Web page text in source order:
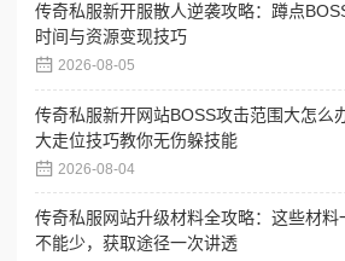
传奇私服新开服散人逆袭攻略：蹲点
时间与资源变现技巧
2026-08-05
传奇私服新开网站BOSS攻击范围大怎么
大走位技巧教你无伤躲技能
2026-08-04
传奇私服网站升级材料全攻略：这些材料
不能少，获取途径一次讲透